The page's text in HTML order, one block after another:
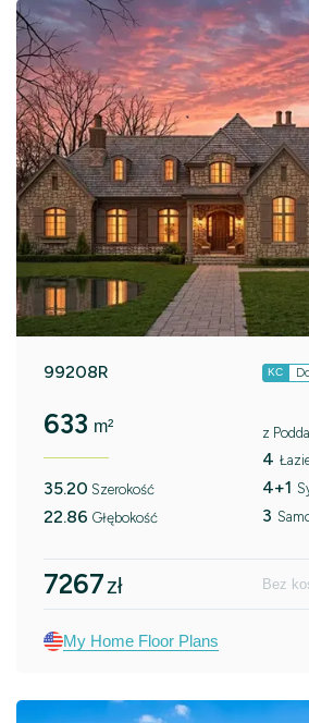
99208R KC
633 m²
35.20 Szerokość
22.86 Głębokość
z
4
4+1
3
7267zł Bez
My Home Floor Plans